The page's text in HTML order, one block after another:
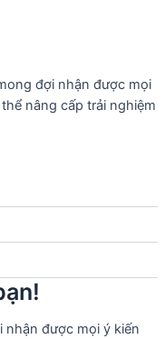
đợi nhận được mọi
nâng cấp trải nghiệm
nhận được mọi ý kiến